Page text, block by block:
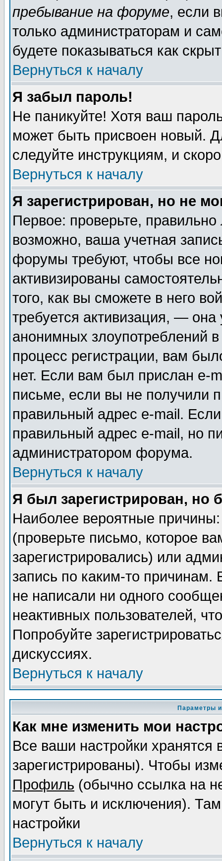
пребывание на форуме, если
только администраторам и
будете показываться как
Вернуться к началу
Я забыл пароль!
Не паникуйте! Хотя ваш
может быть присвоен новый.
следуйте инструкциям, и
Вернуться к началу
Я зарегистрирован, но не
Первое: проверьте,
возможно, ваша учетная
форумы требуют, чтобы все
активизированы
того, как вы сможете в него
требуется активизация, —
анонимных злоупотреблений
процесс регистрации, вам
нет. Если вам был прислан e-
письме, если вы не получили
правильный адрес e-mail.
правильный адрес e-mail, но
администратором форума.
Вернуться к началу
Я был зарегистрирован, но
Наиболее вероятные
(проверьте письмо, которое
зарегистрировались) или
запись по каким-то
не написали ни одного
неактивных пользователей,
Попробуйте
дискуссиях.
Вернуться к началу
Параметры
Как мне изменить мои
Все ваши настройки
зарегистрированы). Чтобы
Профиль (обычно ссылка на
могут быть и исключения).
настройки
Вернуться к началу